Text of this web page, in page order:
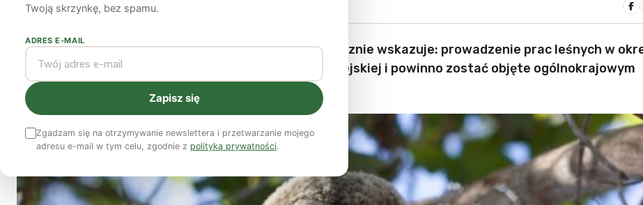
Redakcja17 kwietnia 20265 min czytania
Państwowa Rada Ochrony Przyrody (PROP) jednoznacznie wskazuje: prowadzenie prac leśnych w
lęgowym ptaków jest sprzeczne z prawem Unii Europejskiej i powinno zostać objęte ogólnokrajowym
zakazem.
Twoją skrzynkę, bez spamu.
ADRES E-MAIL
Zapisz się
Zgadzam się na otrzymywanie newslettera i przetwarzanie mojego
adresu e-mail w tym celu, zgodnie z polityką prywatności.